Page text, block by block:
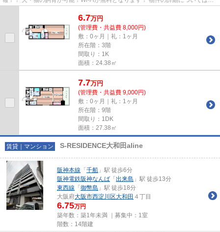
6.7万円
(管理費・共益費 8,000円)
敷：0ヶ月｜礼：1ヶ月
所在階：3階
間取り：1K
面積：24.38㎡
7.7万円
(管理費・共益費 9,000円)
敷：0ヶ月｜礼：1ヶ月
所在階：9階
間取り：1DK
面積：27.38㎡
賃貸｜マンション S-RESIDENCE大和田aline
阪神本線 「 千船 」駅 徒歩6分
阪神電鉄阪神なんば 「 出来島 」駅 徒歩13分
東西線 「 御幣島 」駅 徒歩18分
大阪府大阪市西淀川区大和田 ４丁目
6.75万円
築年数：築1年未満 ｜募集中： 1室
階数：14階建